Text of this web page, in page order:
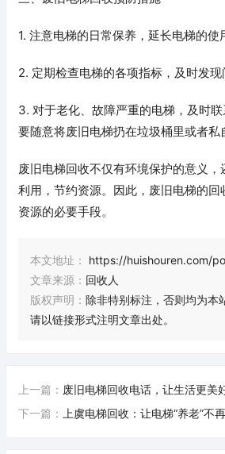
1. 注意电梯的日常保养，延长电梯的使
2. 定期检查电梯的各项指标，及时发现
3. 对于老化、故障严重的电梯，及时
要随意将废旧电梯扔在垃圾桶里或者私
废旧电梯回收不仅有环境保护的意义
利用，节约资源。因此，废旧电梯的回
资源的必要手段。
本文地址：
https://huishouren.com/
文章来源： 回收人
版权声明： 除非特别标注，否则均为本
请以链接形式注明文章出处。
上一篇： 废旧电梯回收电话，让生活更美
下一篇：
上虞电梯回收：让电梯“养老”不